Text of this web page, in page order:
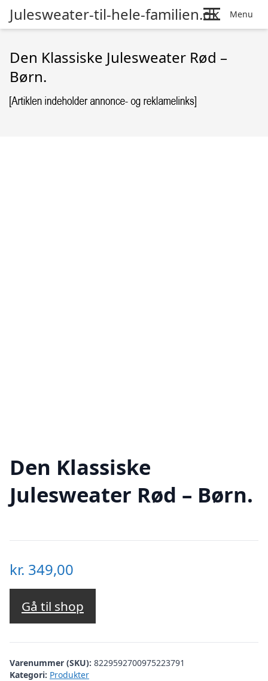
Julesweater-til-hele-familien.dk Menu
Den Klassiske Julesweater Rød –
Børn.
Den Klassiske
Julesweater Rød – Børn.
kr. 349,00
Gå til shop
Varenummer (SKU): 8229592700975223791
Kategori: Produkter